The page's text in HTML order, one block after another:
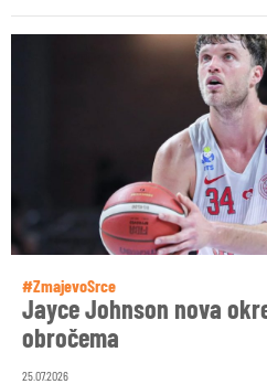
#ZmajevoSrce
Jayce Johnson nova
obročema
25.07.2026